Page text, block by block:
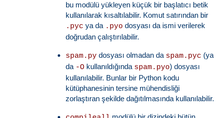
bu modülü yükleyen küçük bir başlatıcı betik
kullanılarak kısaltılabilir. Komut satırından bir
.pyc ya da .pyo dosyası da ismi verilerek
doğrudan çalıştırılabilir.
spam.py dosyası olmadan da spam.pyc (ya
da -O kullanıldığında spam.pyo) dosyası
kullanılabilir. Bunlar bir Python kodu
kütüphanesinin tersine mühendisliği
zorlaştıran şekilde dağıtılmasında kullanılabilir.